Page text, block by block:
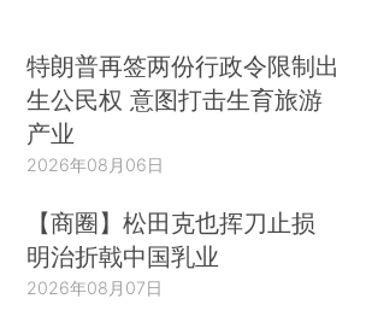
特朗普再签两份行政令限制出
生公民权 意图打击生育旅游
产业
2026年08月06日
【商圈】松田克也挥刀止损
明治折戟中国乳业
2026年08月07日